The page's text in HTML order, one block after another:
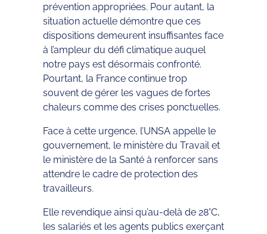
prévention appropriées. Pour autant, la
situation actuelle démontre que ces
dispositions demeurent insuffisantes face
à l’ampleur du défi climatique auquel
notre pays est désormais confronté.
Pourtant, la France continue trop
souvent de gérer les vagues de fortes
chaleurs comme des crises ponctuelles.
Face à cette urgence, l’UNSA appelle le
gouvernement, le ministère du Travail et
le ministère de la Santé à renforcer sans
attendre le cadre de protection des
travailleurs.
Elle revendique ainsi qu’au-delà de 28°C,
les salariés et les agents publics exerçant